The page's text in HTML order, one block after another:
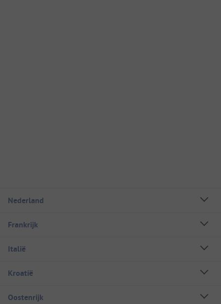
Nederland
Frankrijk
Italië
Kroatië
Oostenrijk